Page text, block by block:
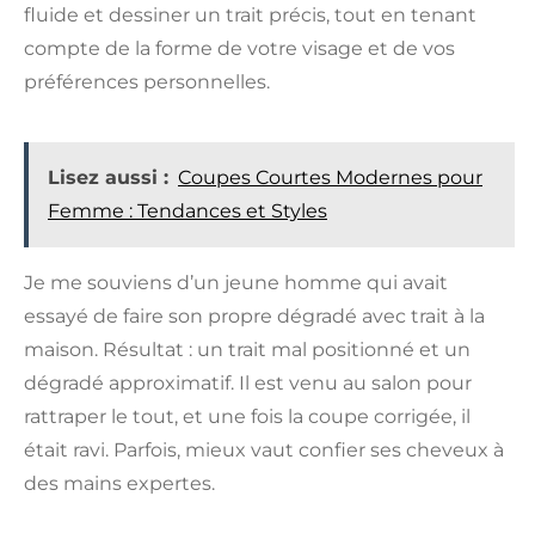
fluide et dessiner un trait précis, tout en tenant
compte de la forme de votre visage et de vos
préférences personnelles.
Lisez aussi : Coupes Courtes Modernes pour
Femme : Tendances et Styles
Je me souviens d’un jeune homme qui avait
essayé de faire son propre dégradé avec trait à la
maison. Résultat : un trait mal positionné et un
dégradé approximatif. Il est venu au salon pour
rattraper le tout, et une fois la coupe corrigée, il
était ravi. Parfois, mieux vaut confier ses cheveux à
des mains expertes.